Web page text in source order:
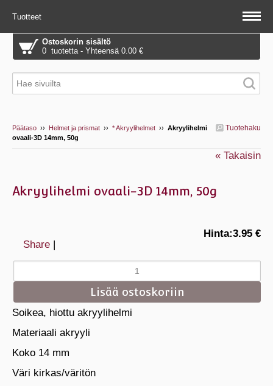
Tuotteet
Ostoskorin sisältö
0 tuotetta - Yhteensä 0.00 €
Tuotehaku
Päätaso ›› Helmet ja prismat ›› * Akryylihelmet ›› Akryylihelmi
ovaali-3D 14mm, 50g
« Takaisin
Akryylihelmi ovaali-3D 14mm, 50g
Share |
Hinta:3.95 €
Soikea, hiottu akryylihelmi
Materiaali akryyli
Koko 14 mm
Väri kirkas/väritön